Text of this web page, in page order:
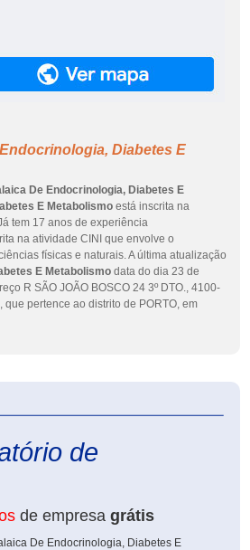
Diabetes E
De Endocrinologia, Diabetes E
E Metabolismo está inscrita na
tem 17 anos de experiência
na atividade CINI que envolve o
físicas e naturais. A última atualização
E Metabolismo data do dia 23 de
R SÃO JOÃO BOSCO 24 3º DTO., 4100-
pertence ao distrito de PORTO, em
de
de empresa grátis
De Endocrinologia, Diabetes E